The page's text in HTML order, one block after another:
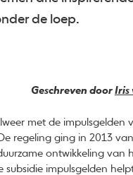
de loep.
Geschreven door Iris
met de impulsgelden
regeling ging in 2013
ontwikkeling van
subsidie impulsgelden